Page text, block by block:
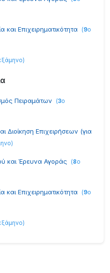
και Επιχειρηματικότητα (9ο
)
Πειραμάτων (3ο
Διοίκηση Επιχειρήσεων (για
)
και Έρευνα Αγοράς (8ο
και Επιχειρηματικότητα (9ο
)